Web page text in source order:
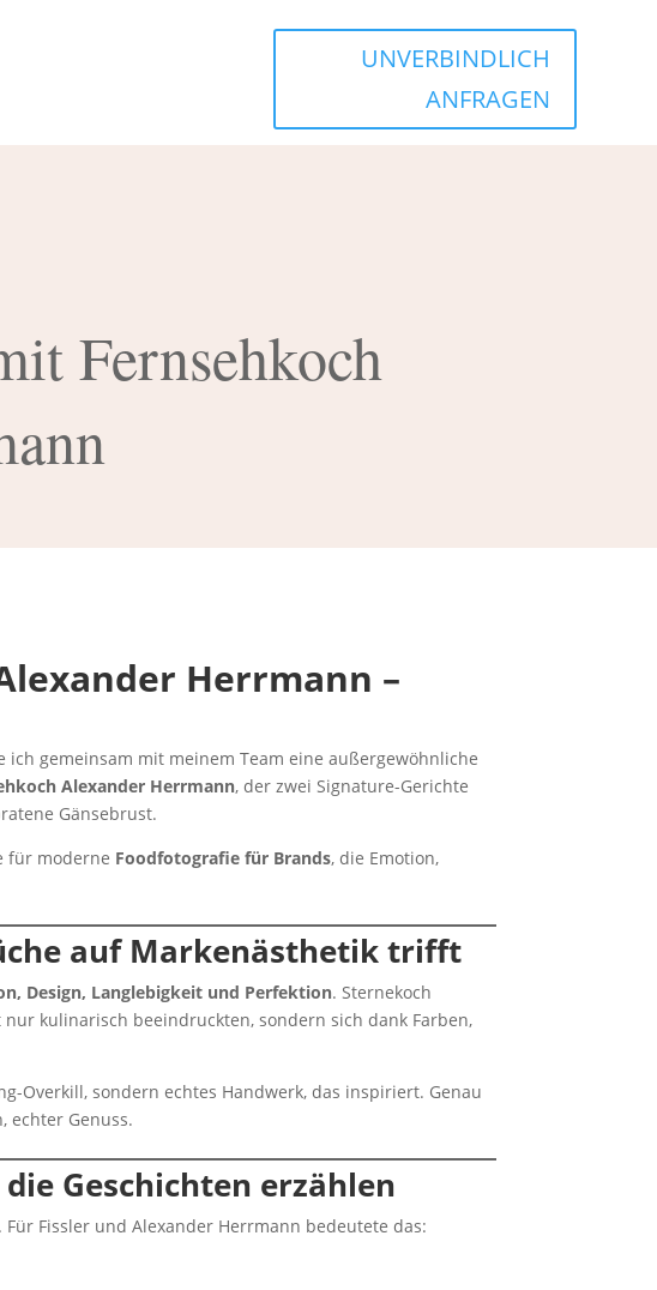
UNVERBINDLICH
ANFRAGEN
Fernsehkoch
Herrmann –
gemeinsam mit meinem Team eine außergewöhnliche
Alexander Herrmann, der zwei Signature-Gerichte
Gänsebrust.
für moderne Foodfotografie für Brands, die Emotion,
auf Markenästhetik trifft
Design, Langlebigkeit und Perfektion. Sternekoch
kulinarisch beeindruckten, sondern sich dank Farben,
Overkill, sondern echtes Handwerk, das inspiriert. Genau
echter Genuss.
Geschichten erzählen
Fissler und Alexander Herrmann bedeutete das: